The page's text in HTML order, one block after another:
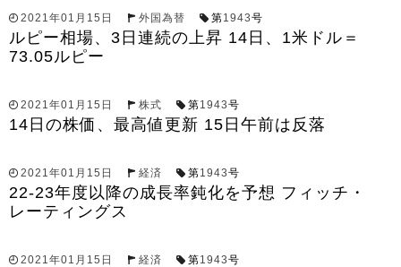
2021年01月15日 外国為替 第1943号
ルピー相場、3日連続の上昇 14日、1米ドル＝
73.05ルピー
2021年01月15日 株式 第1943号
14日の株価、最高値更新 15日午前は反落
2021年01月15日 経済 第1943号
22-23年度以降の成長率鈍化を予想 フィッチ・
レーティングス
2021年01月15日 経済 第1943号